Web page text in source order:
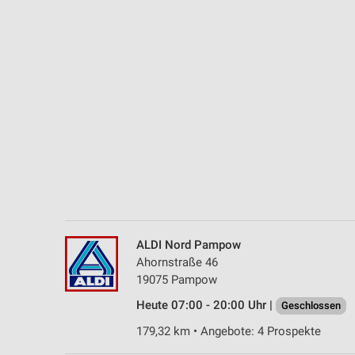
ALDI Nord Pampow
Ahornstraße 46
19075 Pampow
Heute 07:00 - 20:00 Uhr |
Geschlossen
179,32 km • Angebote: 4 Prospekte
Notwendig
Performance